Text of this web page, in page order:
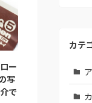
ー
写
で
カテ